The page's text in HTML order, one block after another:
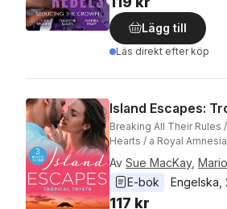
Lägg till
Läs direkt efter köp
Island Escapes:
Breaking All Their Rules
Hearts / a Royal
Av Sue MacKay,
E-bok
Engelska
117 kr